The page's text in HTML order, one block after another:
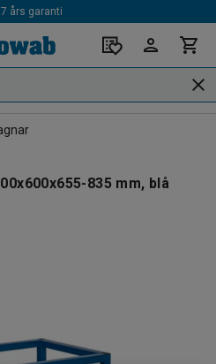
7 års garanti
835 mm, blå